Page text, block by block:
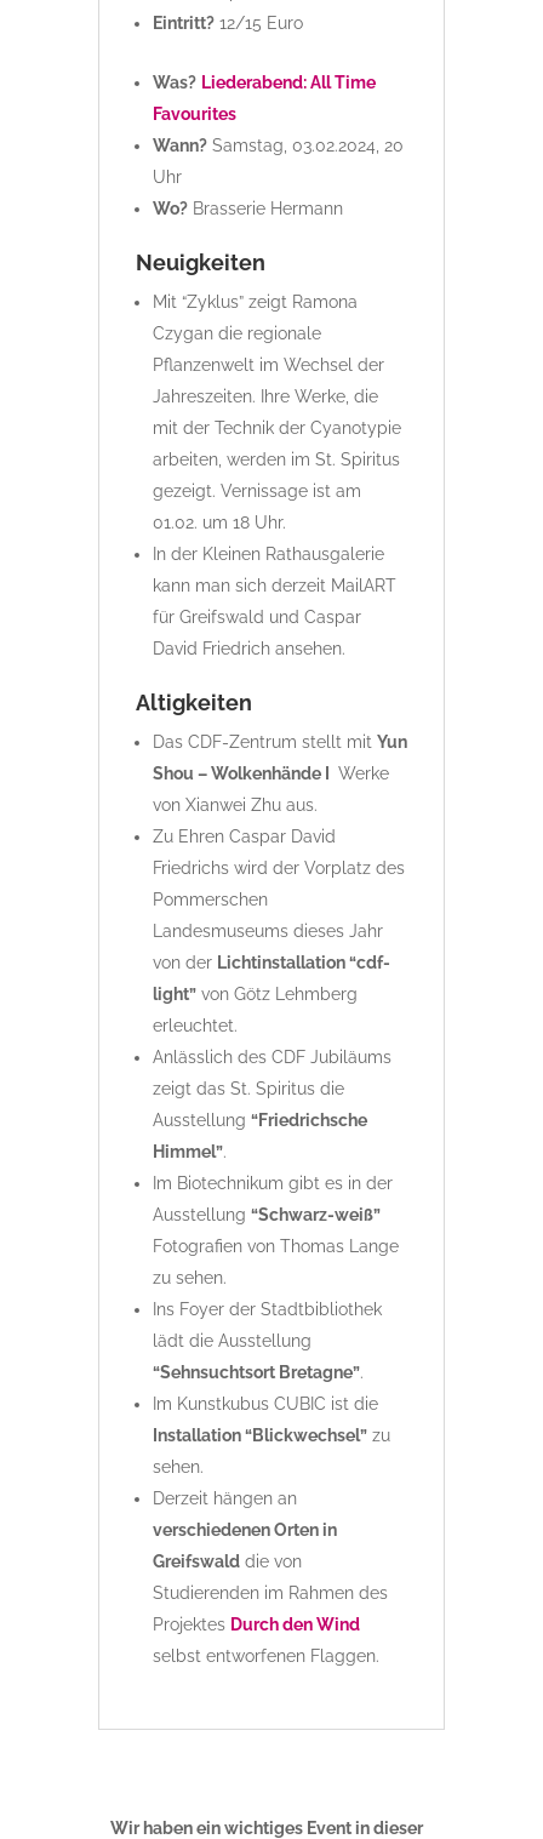
Eintritt?12/15 Euro
Was? Liederabend: All Time
Favourites
Wann?Samstag, 03.02.2024, 20
Uhr
Wo?Brasserie Hermann
Neuigkeiten
Mit “Zyklus” zeigt Ramona
Czygan die regionale
Pflanzenwelt im Wechsel der
Jahreszeiten. Ihre Werke, die
mit der Technik der Cyanotypie
arbeiten, werden im St. Spiritus
gezeigt. Vernissage ist am
01.02. um 18 Uhr.
In der Kleinen Rathausgalerie
kann man sich derzeit MailART
für Greifswald und Caspar
David Friedrich ansehen.
Altigkeiten
Das CDF-Zentrum stellt mit Yun
Shou – Wolkenhände I
Werke
von Xianwei Zhu aus.
Zu Ehren Caspar David
Friedrichs wird der Vorplatz des
Pommerschen
Landesmuseums dieses Jahr
von der Lichtinstallation “cdf-
light”von Götz Lehmberg
erleuchtet.
Anlässlich des CDF Jubiläums
zeigt das St. Spiritus die
Ausstellung “Friedrichsche
Himmel”.
Im Biotechnikum gibt es in der
Ausstellung “Schwarz-weiß”
Fotografien von Thomas Lange
zu sehen.
Ins Foyer der Stadtbibliothek
lädt die Ausstellung
“Sehnsuchtsort Bretagne”.
Im Kunstkubus CUBIC ist die
Installation “Blickwechsel”zu
sehen.
Derzeit hängen an
verschiedenen Orten in
Greifswalddie von
Studierenden im Rahmen des
Projektes Durch den Wind
selbst entworfenen Flaggen.
Wir haben ein wichtiges Event in dieser